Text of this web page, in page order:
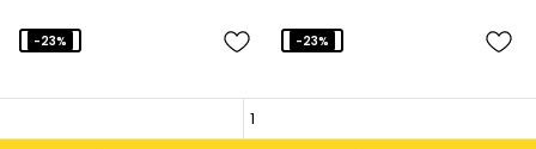
-23% -23%